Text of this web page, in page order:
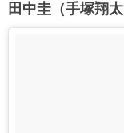
田中圭（手塚翔太